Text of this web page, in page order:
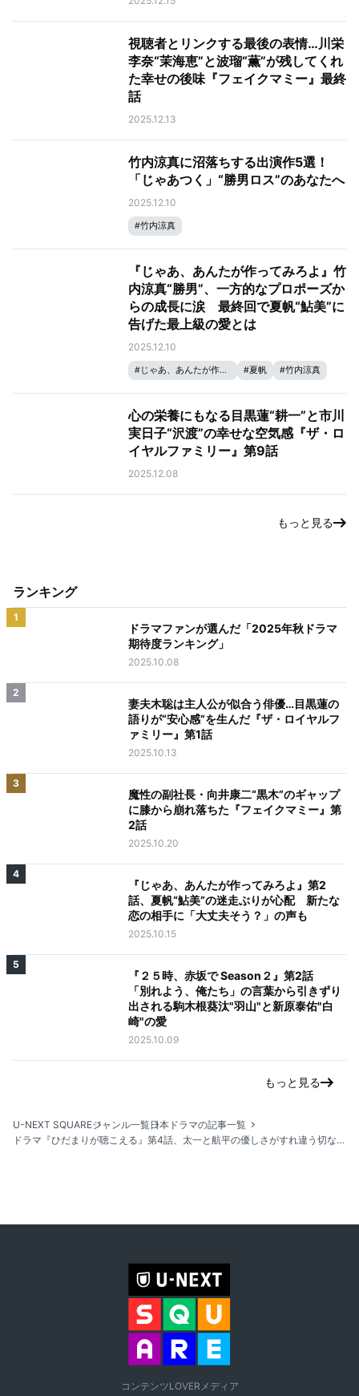
視聴者とリンクする最後の表情…川栄
李奈“茉海恵”と波瑠“薫”が残してくれ
た幸せの後味『フェイクマミー』最終
話
2025.12.13
竹内涼真に沼落ちする出演作5選！
「じゃあつく」“勝男ロス”のあなたへ
2025.12.10
#竹内涼真
『じゃあ、あんたが作ってみろよ』竹
内涼真“勝男”、一方的なプロポーズか
らの成長に涙 最終回で夏帆“鮎美”に
告げた最上級の愛とは
2025.12.10
#じゃあ、あんたが作ってみろよ #夏帆 #竹内涼真
心の栄養にもなる目黒蓮“耕一”と市川
実日子“沢渡”の幸せな空気感『ザ・ロ
イヤルファミリー』第9話
2025.12.08
もっと見る
ランキング
1
ドラマファンが選んだ「2025年秋ドラマ
期待度ランキング」
2025.10.08
2
妻夫木聡は主人公が似合う俳優…目黒蓮の
語りが“安心感”を生んだ『ザ・ロイヤルフ
ァミリー』第1話
2025.10.13
3
魔性の副社長・向井康二“黒木”のギャップ
に膝から崩れ落ちた『フェイクマミー』第
2話
2025.10.20
4
『じゃあ、あんたが作ってみろよ』第2
話、夏帆“鮎美”の迷走ぶりが心配 新たな
恋の相手に「大丈夫そう？」の声も
2025.10.15
5
『２５時、赤坂で Season２』第2話
「別れよう、俺たち」の言葉から引きずり
出される駒木根葵汰"羽山"と新原泰佑"白
崎"の愛
2025.10.09
もっと見る
U-NEXT SQUAREジャンル一覧日本ドラマの記事一覧
ドラマ『ひだまりが聴こえる』第4話、太一と航平の優しさがすれ違う切ない瞬間
コンテンツLOVERメディア